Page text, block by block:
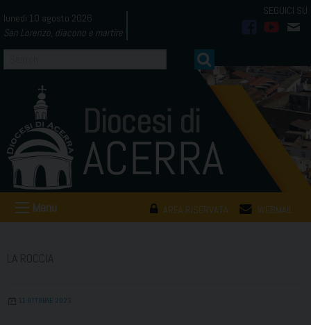
to
content
lunedì 10 agosto 2026
San Lorenzo, diacono e martire
AREA RISERVATA WEBMAIL
Menu
11 OTTOBRE 2023